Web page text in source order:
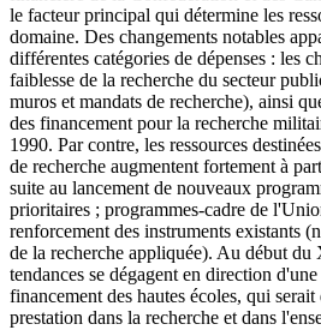
le facteur principal qui détermine les
domaine. Des changements notables
différentes catégories de dépenses : les
faiblesse de la recherche du secteur
muros et mandats de recherche), ainsi
des financement pour la recherche
1990. Par contre, les ressources
de recherche augmentent fortement à
suite au lancement de nouveaux
prioritaires ; programmes-cadre de
renforcement des instruments existants
de la recherche appliquée). Au début
tendances se dégagent en direction
financement des hautes écoles, qui
prestation dans la recherche et dans